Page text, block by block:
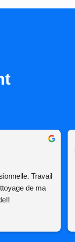
Travail
de ma